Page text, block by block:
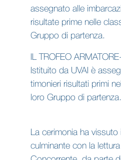
assegnato alle
risultate prime nelle
Gruppo di partenza.
IL TROFEO
Istituito da UVAI è
timonieri risultati primi
loro Gruppo di partenza.
La cerimonia ha
culminante con la